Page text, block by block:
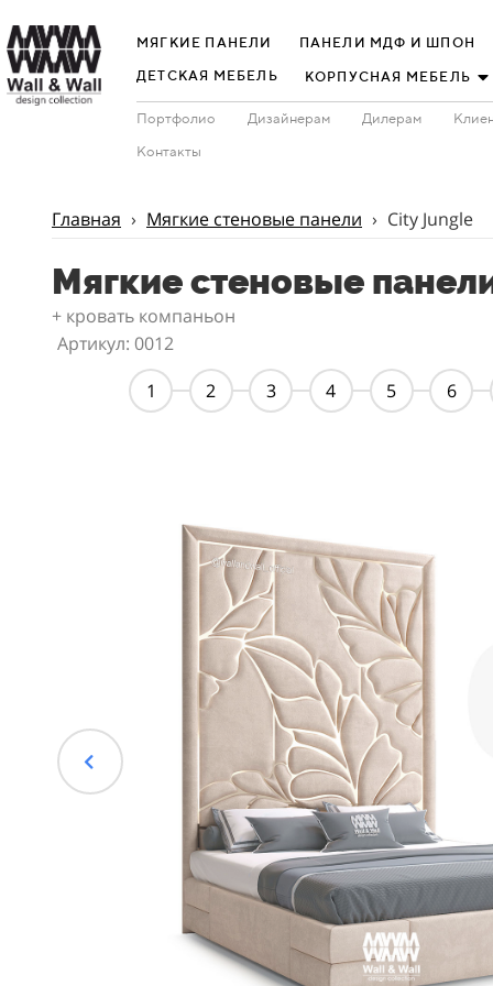
МЯГКИЕ ПАНЕЛИ ПАНЕЛИ МДФ И ШПОН
ДЕТСКАЯ МЕБЕЛЬ КОРПУСНАЯ МЕБЕЛЬ
Портфолио Дизайнерам Дилерам
Контакты
Главная › Мягкие стеновые панели › City Jungle
Мягкие стеновые
+ кровать компаньон
Артикул: 0012
1
2 3 4 5 6